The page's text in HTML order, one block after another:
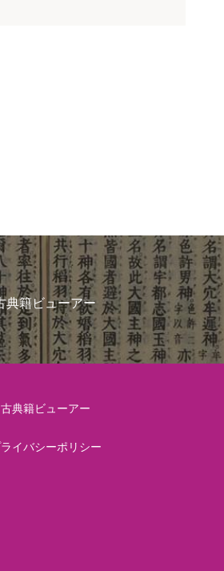
典籍ビューアー
古典籍ビューアー
イバシーポリシー